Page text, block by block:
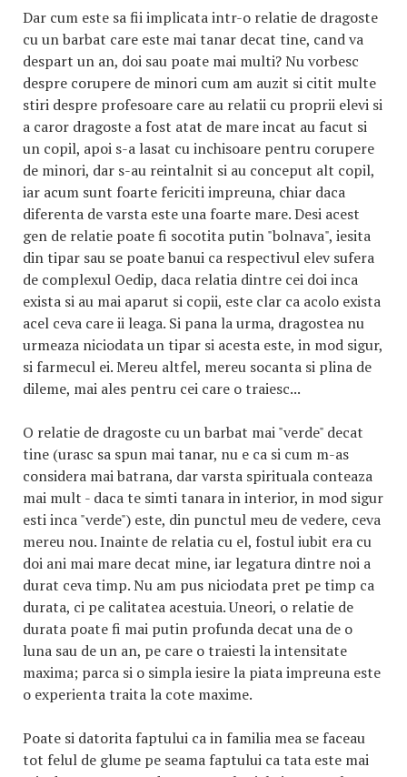
Dar cum este sa fii implicata intr-o relatie de dragoste
cu un barbat care este mai tanar decat tine, cand va
despart un an, doi sau poate mai multi? Nu vorbesc
despre corupere de minori cum am auzit si citit multe
stiri despre profesoare care au relatii cu proprii elevi si
a caror dragoste a fost atat de mare incat au facut si
un copil, apoi s-a lasat cu inchisoare pentru corupere
de minori, dar s-au reintalnit si au conceput alt copil,
iar acum sunt foarte fericiti impreuna, chiar daca
diferenta de varsta este una foarte mare. Desi acest
gen de relatie poate fi socotita putin "bolnava", iesita
din tipar sau se poate banui ca respectivul elev sufera
de complexul Oedip, daca relatia dintre cei doi inca
exista si au mai aparut si copii, este clar ca acolo exista
acel ceva care ii leaga. Si pana la urma, dragostea nu
urmeaza niciodata un tipar si acesta este, in mod sigur,
si farmecul ei. Mereu altfel, mereu socanta si plina de
dileme, mai ales pentru cei care o traiesc...
O relatie de dragoste cu un barbat mai "verde" decat
tine (urasc sa spun mai tanar, nu e ca si cum m-as
considera mai batrana, dar varsta spirituala conteaza
mai mult - daca te simti tanara in interior, in mod sigur
esti inca "verde") este, din punctul meu de vedere, ceva
mereu nou. Inainte de relatia cu el, fostul iubit era cu
doi ani mai mare decat mine, iar legatura dintre noi a
durat ceva timp. Nu am pus niciodata pret pe timp ca
durata, ci pe calitatea acestuia. Uneori, o relatie de
durata poate fi mai putin profunda decat una de o
luna sau de un an, pe care o traiesti la intensitate
maxima; parca si o simpla iesire la piata impreuna este
o experienta traita la cote maxime.
Poate si datorita faptului ca in familia mea se faceau
tot felul de glume pe seama faptului ca tata este mai